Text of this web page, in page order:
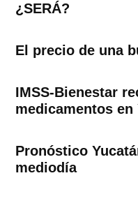
¿SERÁ?
El precio de una
IMSS-Bienestar
medicamentos en
Pronóstico
mediodía